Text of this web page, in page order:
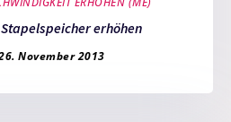
erhöhen
November 2013